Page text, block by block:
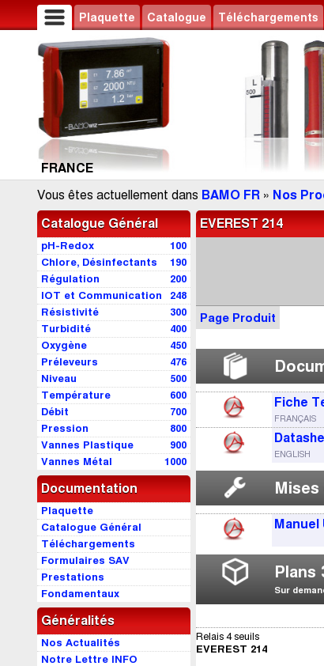
Plaquette Catalogue Téléchargements
FRANCE
Vous êtes actuellement dans BAMO FR » Nos
Catalogue Général
100
pH-Redox
190
Chlore, Désinfectants
200
Régulation
248
IOT et Communication
300
Résistivité
400
Turbidité
450
Oxygène
476
Préleveurs
500
Niveau
600
Température
700
Débit
800
Pression
900
Vannes Plastique
1000
Vannes Métal
Documentation
Plaquette
Catalogue Général
Téléchargements
Formulaires SAV
Prestations
Fondamentaux
Généralités
Nos Actualités
Notre Lettre INFO
EVEREST 214
Page Produit
Fiche
FRANÇAIS
ENGLISH
Plans
Sur
Relais 4 seuils
EVEREST 214